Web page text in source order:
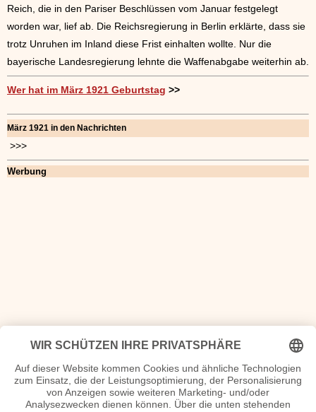
Reich, die in den Pariser Beschlüssen vom Januar festgelegt
worden war, lief ab. Die Reichsregierung in Berlin erklärte, dass sie
trotz Unruhen im Inland diese Frist einhalten wollte. Nur die
bayerische Landesregierung lehnte die Waffenabgabe weiterhin ab.
Wer hat im März 1921 Geburtstag >>
März 1921 in den Nachrichten
>>>
Werbung